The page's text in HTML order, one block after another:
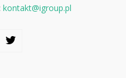
kontakt@igroup.pl